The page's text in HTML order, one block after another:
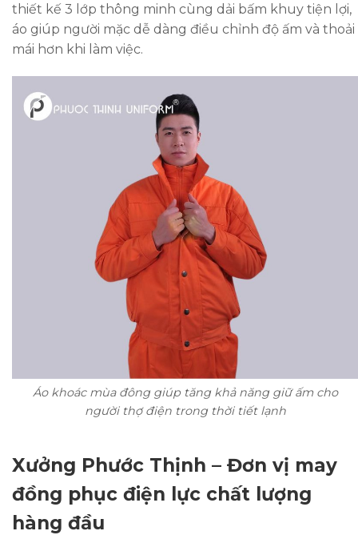
thiết kế 3 lớp thông minh cùng dải bấm khuy tiện lợi,
áo giúp người mặc dễ dàng điều chỉnh độ ấm và thoải
mái hơn khi làm việc.
Áo khoác mùa đông giúp tăng khả năng giữ ấm cho
người thợ điện trong thời tiết lạnh
Xưởng Phước Thịnh – Đơn vị may
đồng phục điện lực chất lượng
hàng đầu